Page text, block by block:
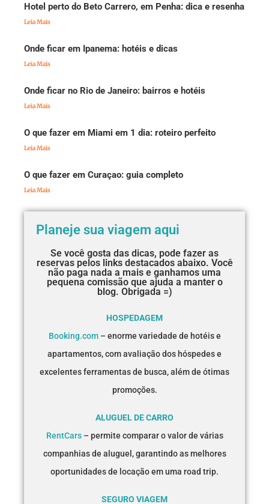
Hotel perto do Beto Carrero, em Penha: dica e resenha
Leia Mais
Onde ficar em Ipanema: hotéis e dicas
Leia Mais
Onde ficar no Rio de Janeiro: bairros e hotéis
Leia Mais
O que fazer em Miami em 1 dia: roteiro perfeito
Leia Mais
O que fazer em Curaçao: guia completo
Leia Mais
Planeje sua viagem aqui
Se você gosta das dicas, pode fazer as
reservas pelos links destacados abaixo. Você
não paga nada a mais e ganhamos uma
pequena comissão que ajuda a manter o
blog. Obrigada =)
HOSPEDAGEM
Booking.com– enorme variedade de hotéis e
apartamentos, com avaliação dos hóspedes e
excelentes ferramentas de busca, além de ótimas
promoções.
ALUGUEL DE CARRO
RentCars– permite comparar o valor de várias
companhias de aluguel, garantindo as melhores
oportunidades de locação em uma road trip.
SEGURO VIAGEM